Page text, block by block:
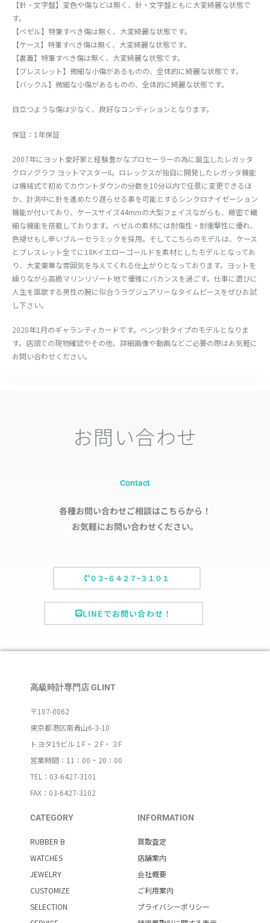
【針・文字盤】変色や傷などは無く、針・文字盤ともに大変綺麗な状態で
す。
【ベゼル】特筆すべき傷は無く、大変綺麗な状態です。
【ケース】特筆すべき傷は無く、大変綺麗な状態です。
【裏蓋】特筆すべき傷は無く、大変綺麗な状態です。
【ブレスレット】微細な小傷があるものの、全体的に綺麗な状態です。
【バックル】微細な小傷があるものの、全体的に綺麗な状態です。
目立つような傷は少なく、良好なコンディションとなります。
保証：1年保証
2007年にヨット愛好家と経験豊かなプロセーラーの為に誕生したレガッタ
クロノグラフ ヨットマスターII。ロレックスが独自に開発したレガッタ機能
は機械式で初めてカウントダウンの分数を10分以内で任意に変更できるほ
か、計測中に針を進めたり遅らせる事を可能とするシンクロナイゼーション
機能が付いており、ケースサイズ44mmの大型フェイスながらも、緻密で繊
細な機能を搭載しております。ベゼルの素材には耐傷性・耐衝撃性に優れ、
色褪せもし辛いブルーセラミックを採用。そしてこちらのモデルは、ケース
とブレスレット全てに18Kイエローゴールドを素材としたモデルとなってお
り、大変豪華な雰囲気を与えてくれる仕上がりとなっております。ヨットを
繰りながら高級マリンリゾート地で優雅にバカンスを過ごす。仕事に遊びに
人生を謳歌する男性の腕に似合うラグジュアリーなタイムピースをぜひお試
し下さい。
2020年1月のギャランティカードです。ベンツ針タイプのモデルとなりま
す。店頭での現物確認やその他、詳細画像や動画などご必要の際はお気軽に
お問い合わせください。
お問い合わせ
Contact
各種お問い合わせご相談はこちらから！
お気軽にお問い合わせください。
０３ｰ６４２７ｰ３１０１
LINEでお問い合わせ！
高級時計専門店 GLINT
〒107-0062
東京都港区南青山6-3-10
トヨタ19ビル１F・２F・３F
営業時間：11：00 ~ 20：00
TEL：03-6427-3101
FAX：03-6427-3102
CATEGORY
RUBBER B
WATCHES
JEWELRY
CUSTOMIZE
SELECTION
INFORMATION
買取査定
店舗案内
会社概要
ご利用案内
プライバシーポリシー